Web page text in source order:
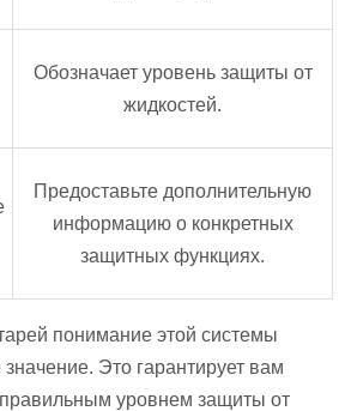
Обозначает уровень защиты от
жидкостей.
Предоставьте дополнительную
информацию о конкретных
защитных функциях.
понимание этой системы
Это гарантирует вам
уровнем защиты от